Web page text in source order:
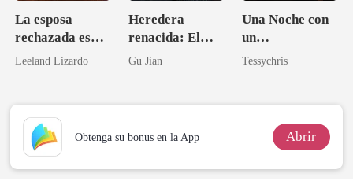
La esposa
rechazada es
multimillonaria
Leeland Lizardo
Heredera
renacida: El
pacto de
Gu Jian
Una Noche con
un
Multimillonario
Tessychris
Obtenga su bonus en la App Abrir